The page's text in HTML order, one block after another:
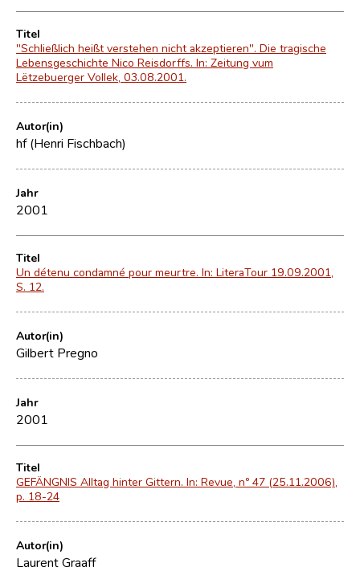
Titel
"Schließlich heißt verstehen nicht akzeptieren". Die tragische
Lebensgeschichte Nico Reisdorffs. In: Zeitung vum
Lëtzebuerger Vollek, 03.08.2001.
Autor(in)
hf (Henri Fischbach)
Jahr
2001
Titel
Un détenu condamné pour meurtre. In: LiteraTour 19.09.2001,
S. 12.
Autor(in)
Gilbert Pregno
Jahr
2001
Titel
GEFÄNGNIS Alltag hinter Gittern. In: Revue, nº 47 (25.11.2006),
p. 18-24
Autor(in)
Laurent Graaff